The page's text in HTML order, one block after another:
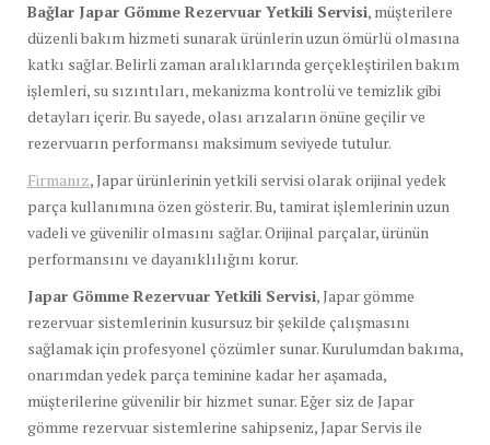
Bağlar Japar Gömme Rezervuar Yetkili Servisi, müşterilere
düzenli bakım hizmeti sunarak ürünlerin uzun ömürlü olmasına
katkı sağlar. Belirli zaman aralıklarında gerçekleştirilen bakım
işlemleri, su sızıntıları, mekanizma kontrolü ve temizlik gibi
detayları içerir. Bu sayede, olası arızaların önüne geçilir ve
rezervuarın performansı maksimum seviyede tutulur.
Firmanız, Japar ürünlerinin yetkili servisi olarak orijinal yedek
parça kullanımına özen gösterir. Bu, tamirat işlemlerinin uzun
vadeli ve güvenilir olmasını sağlar. Orijinal parçalar, ürünün
performansını ve dayanıklılığını korur.
Japar Gömme Rezervuar Yetkili Servisi, Japar gömme
rezervuar sistemlerinin kusursuz bir şekilde çalışmasını
sağlamak için profesyonel çözümler sunar. Kurulumdan bakıma,
onarımdan yedek parça teminine kadar her aşamada,
müşterilerine güvenilir bir hizmet sunar. Eğer siz de Japar
gömme rezervuar sistemlerine sahipseniz, Japar Servis ile